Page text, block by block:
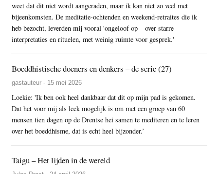
weet dat dit niet wordt aangeraden, maar ik kan niet zo veel met
bijeenkomsten. De meditatie-ochtenden en weekend-retraites die ik
heb bezocht, leverden mij vooral 'ongeloof op – over starre
interpretaties en rituelen, met weinig ruimte voor gesprek.'
Boeddhistische doeners en denkers – de serie (27)
gastauteur - 15 mei 2026
Loekie: 'Ik ben ook heel dankbaar dat dit op mijn pad is gekomen.
Dat het voor mij als leek mogelijk is om met een groep van 60
mensen tien dagen op de Drentse hei samen te mediteren en te leren
over het boeddhisme, dat is echt heel bijzonder.’
Taigu – Het lijden in de wereld